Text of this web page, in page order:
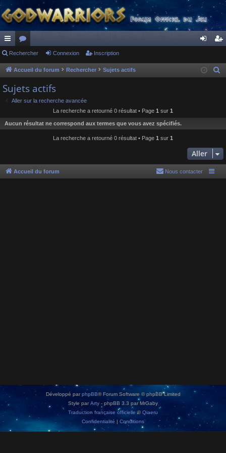
ac
co
ur
ci
or
u
s
ne cri
Rechercher Connexion Inscription
Accueil du forum Rechercher Sujets actifs
h
e
Sujets actifs
Aller sur la recherche avancée
La recherche a retourné 0 résultat • Page 1 sur 1
Aucun résultat ne correspond aux termes que vous avez spécifiés.
La recherche a retourné 0 résultat • Page 1 sur 1
Aller
Accueil du forum Nous contacter
Développé par phpBB® Forum Software © phpBB Limited
Style parArty - phpBB 3.3 par MrGaby
Traduction française officielle ©Qiaeru
Confidentialité | Conditions